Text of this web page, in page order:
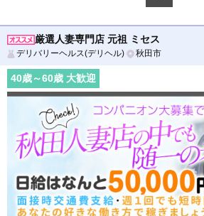
厳選人妻専門店 元祖 ミセス
デリバリーヘルス(デリヘル) 秋田市
40歳～60歳 大歓迎